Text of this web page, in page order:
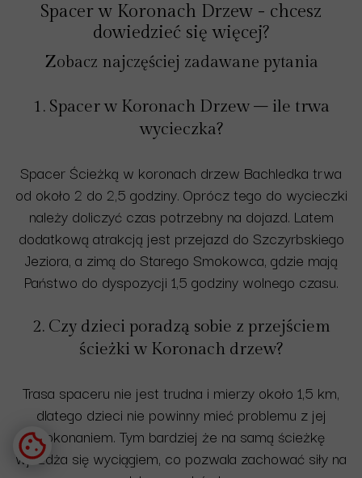
Spacer w Koronach Drzew - chcesz
dowiedzieć się więcej?
Zobacz najczęściej zadawane pytania
1. Spacer w Koronach Drzew – ile trwa
wycieczka?
Spacer Ścieżką w koronach drzew Bachledka trwa
od około 2 do 2,5 godziny. Oprócz tego do wycieczki
należy doliczyć czas potrzebny na dojazd. Latem
dodatkową atrakcją jest przejazd do Szczyrbskiego
Jeziora, a zimą do Starego Smokowca, gdzie mają
Państwo do dyspozycji 1,5 godziny wolnego czasu.
2. Czy dzieci poradzą sobie z przejściem
ścieżki w Koronach drzew?
Trasa spaceru nie jest trudna i mierzy około 1,5 km,
dlatego dzieci nie powinny mieć problemu z jej
pokonaniem. Tym bardziej że na samą ścieżkę
wjeżdża się wyciągiem, co pozwala zachować siły na